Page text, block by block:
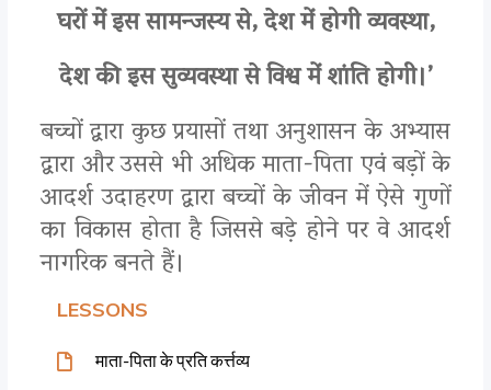
घरों में इस सामन्जस्य से, देश में होगी व्यवस्था,
देश की इस सुव्यवस्था से विश्व में शांति होगी।’
बच्चों द्वारा कुछ प्रयासों तथा अनुशासन के अभ्यास
द्वारा और उससे भी अधिक माता-पिता एवं बड़ों के
आदर्श उदाहरण द्वारा बच्चों के जीवन में ऐसे गुणों
का विकास होता है जिससे बड़े होने पर वे आदर्श
नागरिक बनते हैं।
LESSONS
माता-पिता के प्रति कर्त्तव्य